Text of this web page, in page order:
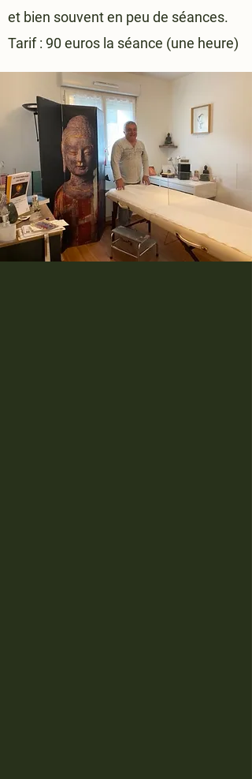
et bien souvent en peu de séances.
Tarif : 90 euros la séance (une heure)